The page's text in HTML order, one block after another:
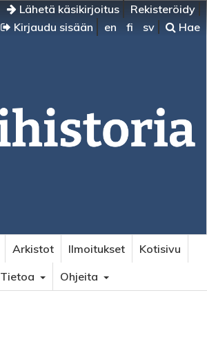
Lähetä käsikirjoitus
Rekisteröidy
Kirjaudu sisään
en fi sv Hae
Arkistot Ilmoitukset
Kotisivu
Tietoa
Ohjeita